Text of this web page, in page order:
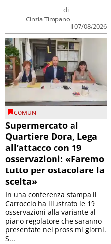
di
Cinzia Timpano
il 07/08/2026
COMUNI
Supermercato al
Quartiere Dora, Lega
all’attacco con 19
osservazioni: «Faremo
tutto per ostacolare la
scelta»
In una conferenza stampa il
Carroccio ha illustrato le 19
osservazioni alla variante al
piano regolatore che saranno
presentate nei prossimi giorni.
S...